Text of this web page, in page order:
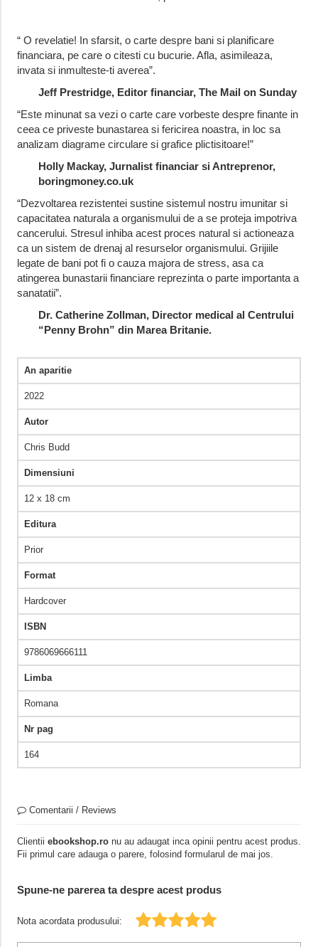
“ O revelatie! In sfarsit, o carte despre bani si planificare
financiara, pe care o citesti cu bucurie. Afla, asimileaza,
invata si inmulteste-ti averea”.
Jeff Prestridge, Editor financiar, The Mail on Sunday
“Este minunat sa vezi o carte care vorbeste despre finante in
ceea ce priveste bunastarea si fericirea noastra, in loc sa
analizam diagrame circulare si grafice plictisitoare!”
Holly Mackay, Jurnalist financiar si Antreprenor,
boringmoney.co.uk
“Dezvoltarea rezistentei sustine sistemul nostru imunitar si
capacitatea naturala a organismului de a se proteja impotriva
cancerului. Stresul inhiba acest proces natural si actioneaza
ca un sistem de drenaj al resurselor organismului. Grijiile
legate de bani pot fi o cauza majora de stress, asa ca
atingerea bunastarii financiare reprezinta o parte importanta a
sanatatii”.
Dr. Catherine Zollman, Director medical al Centrului
“Penny Brohn” din Marea Britanie.
An aparitie
2022
Autor
Chris Budd
Dimensiuni
12 x 18 cm
Editura
Prior
Format
Hardcover
ISBN
9786069666111
Limba
Romana
Nr pag
164
Comentarii / Reviews
Clientii ebookshop.ronu au adaugat inca opinii pentru acest produs.
Fii primul care adauga o parere, folosind formularul de mai jos.
Spune-ne parerea ta despre acest produs
Nota acordata produsului: